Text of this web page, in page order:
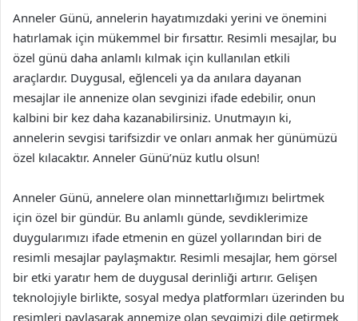
Anneler Günü, annelerin hayatımızdaki yerini ve önemini
hatırlamak için mükemmel bir fırsattır. Resimli mesajlar, bu
özel günü daha anlamlı kılmak için kullanılan etkili
araçlardır. Duygusal, eğlenceli ya da anılara dayanan
mesajlar ile annenize olan sevginizi ifade edebilir, onun
kalbini bir kez daha kazanabilirsiniz. Unutmayın ki,
annelerin sevgisi tarifsizdir ve onları anmak her günümüzü
özel kılacaktır. Anneler Günü’nüz kutlu olsun!
Anneler Günü, annelere olan minnettarlığımızı belirtmek
için özel bir gündür. Bu anlamlı günde, sevdiklerimize
duygularımızı ifade etmenin en güzel yollarından biri de
resimli mesajlar paylaşmaktır. Resimli mesajlar, hem görsel
bir etki yaratır hem de duygusal derinliği artırır. Gelişen
teknolojiyle birlikte, sosyal medya platformları üzerinden bu
resimleri paylaşarak annemize olan sevgimizi dile getirmek